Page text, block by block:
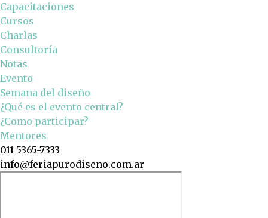
Capacitaciones
Cursos
Charlas
Consultoría
Notas
Evento
Semana del diseño
¿Qué es el evento central?
¿Como participar?
Mentores
011 5365-7333
info@feriapurodiseno.com.ar